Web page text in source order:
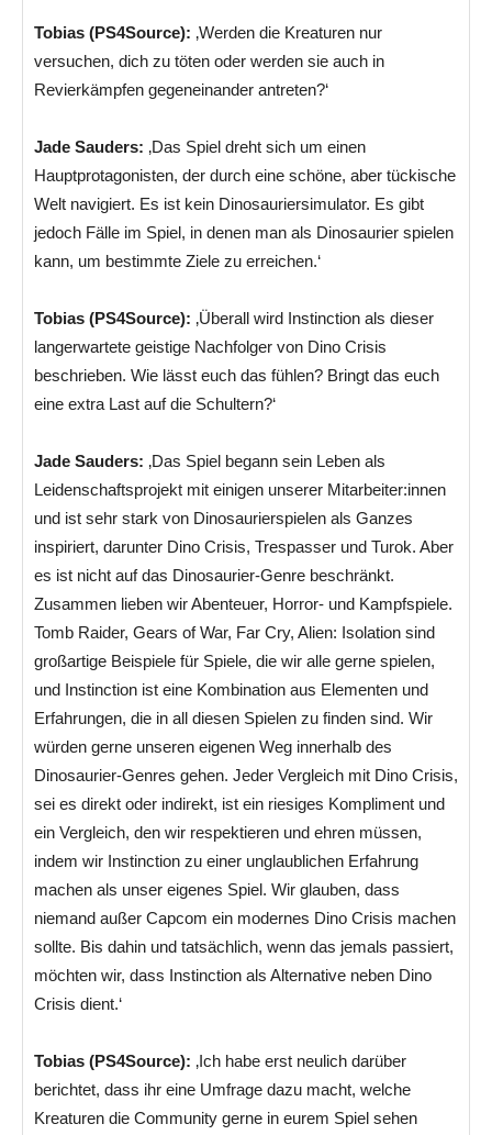
Tobias (PS4Source): ‚Werden die Kreaturen nur
versuchen, dich zu töten oder werden sie auch in
Revierkämpfen gegeneinander antreten?‘
Jade Sauders: ‚Das Spiel dreht sich um einen
Hauptprotagonisten, der durch eine schöne, aber tückische
Welt navigiert. Es ist kein Dinosauriersimulator. Es gibt
jedoch Fälle im Spiel, in denen man als Dinosaurier spielen
kann, um bestimmte Ziele zu erreichen.‘
Tobias (PS4Source): ‚Überall wird Instinction als dieser
langerwartete geistige Nachfolger von Dino Crisis
beschrieben. Wie lässt euch das fühlen? Bringt das euch
eine extra Last auf die Schultern?‘
Jade Sauders: ‚Das Spiel begann sein Leben als
Leidenschaftsprojekt mit einigen unserer Mitarbeiter:innen
und ist sehr stark von Dinosaurierspielen als Ganzes
inspiriert, darunter Dino Crisis, Trespasser und Turok. Aber
es ist nicht auf das Dinosaurier-Genre beschränkt.
Zusammen lieben wir Abenteuer, Horror- und Kampfspiele.
Tomb Raider, Gears of War, Far Cry, Alien: Isolation sind
großartige Beispiele für Spiele, die wir alle gerne spielen,
und Instinction ist eine Kombination aus Elementen und
Erfahrungen, die in all diesen Spielen zu finden sind. Wir
würden gerne unseren eigenen Weg innerhalb des
Dinosaurier-Genres gehen. Jeder Vergleich mit Dino Crisis,
sei es direkt oder indirekt, ist ein riesiges Kompliment und
ein Vergleich, den wir respektieren und ehren müssen,
indem wir Instinction zu einer unglaublichen Erfahrung
machen als unser eigenes Spiel. Wir glauben, dass
niemand außer Capcom ein modernes Dino Crisis machen
sollte. Bis dahin und tatsächlich, wenn das jemals passiert,
möchten wir, dass Instinction als Alternative neben Dino
Crisis dient.‘
Tobias (PS4Source): ‚Ich habe erst neulich darüber
berichtet, dass ihr eine Umfrage dazu macht, welche
Kreaturen die Community gerne in eurem Spiel sehen